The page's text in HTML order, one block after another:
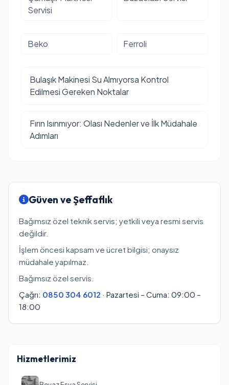
Servisi
Beko Ferroli
Bulaşık Makinesi Su Almıyorsa Kontrol
Edilmesi Gereken Noktalar
Fırın Isınmıyor: Olası Nedenler ve İlk Müdahale
Adımları
Güven ve Şeffaflık
Bağımsız özel teknik servis; yetkili veya resmi servis
değildir.
İşlem öncesi kapsam ve ücret bilgisi; onaysız
müdahale yapılmaz.
Bağımsız özel servis.
Çağrı: 0850 304 6012 · Pazartesi – Cuma: 09:00 –
18:00
Hizmetlerimiz